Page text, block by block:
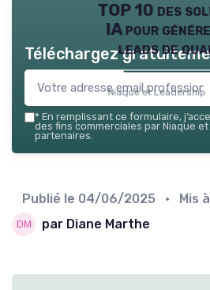
TOP 10 des
IA pour
leads de
Niaque et Leadership
Téléchargez
* En remplissant ce formulaire,
des fins commerciales par Niaque
partenaires.
Publié le 04/06/2025 • Mis
par Diane Marthe